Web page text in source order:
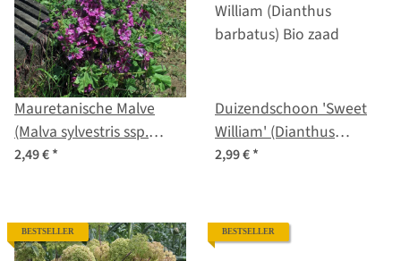
Mauretanische Malve
(Malva sylvestris ssp.
mauritiana) Samen
2,49 €*
Duizendschoon 'Sweet
William' (Dianthus
barbatus) Bio zaad
2,99 €*
BESTSELLER BESTSELLER